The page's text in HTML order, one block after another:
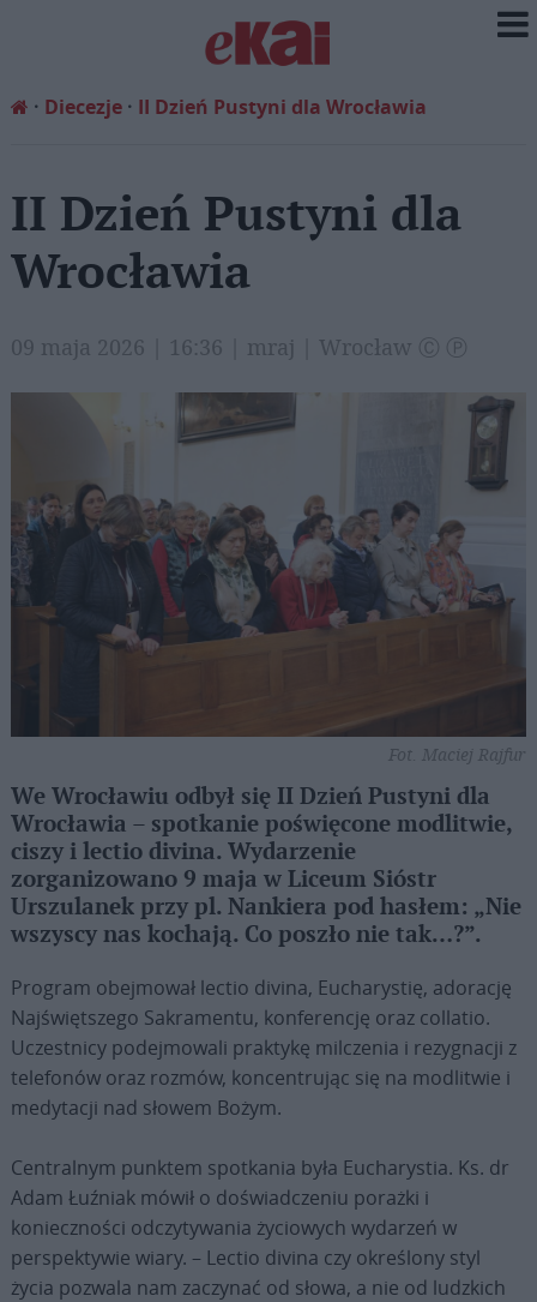
Diecezje II Dzień Pustyni dla Wrocławia
II Dzień Pustyni dla
Wrocławia
09 maja 2026 | 16:36 | mraj | Wrocław Ⓒ Ⓟ
Fot. Maciej Rajfur
We Wrocławiu odbył się II Dzień Pustyni dla
Wrocławia – spotkanie poświęcone modlitwie,
ciszy i lectio divina. Wydarzenie
zorganizowano 9 maja w Liceum Sióstr
Urszulanek przy pl. Nankiera pod hasłem: „Nie
wszyscy nas kochają. Co poszło nie tak…?”.
Program obejmował lectio divina, Eucharystię, adorację
Najświętszego Sakramentu, konferencję oraz collatio.
Uczestnicy podejmowali praktykę milczenia i rezygnacji z
telefonów oraz rozmów, koncentrując się na modlitwie i
medytacji nad słowem Bożym.
Centralnym punktem spotkania była Eucharystia. Ks. dr
Adam Łuźniak mówił o doświadczeniu porażki i
konieczności odczytywania życiowych wydarzeń w
perspektywie wiary. – Lectio divina czy określony styl
życia pozwala nam zaczynać od słowa, a nie od ludzkich